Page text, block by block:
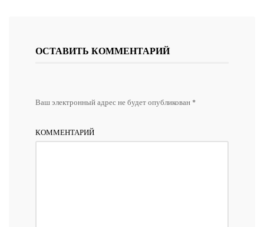
ОСТАВИТЬ КОММЕНТАРИЙ
Ваш электронный адрес не будет опубликован *
КОММЕНТАРИЙ